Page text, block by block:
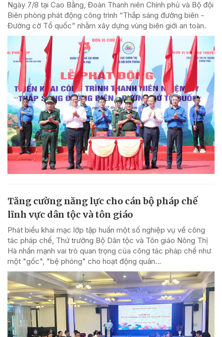
Ngày 7/8 tại Cao Bằng, Đoàn Thanh niên Chính phủ và Bộ đội
Biên phòng phát động công trình “Thắp sáng đường biên -
Đường cờ Tổ quốc” nhằm xây dựng vùng biên giới an toàn.
Tăng cường năng lực cho cán bộ pháp chế
lĩnh vực dân tộc và tôn giáo
Phát biểu khai mạc lớp tập huấn một số nghiệp vụ về công
tác pháp chế, Thứ trưởng Bộ Dân tộc và Tôn giáo Nông Thị
Hà nhấn mạnh vai trò quan trọng của công tác pháp chế như
một "gốc", "bệ phóng" cho hoạt động quản...